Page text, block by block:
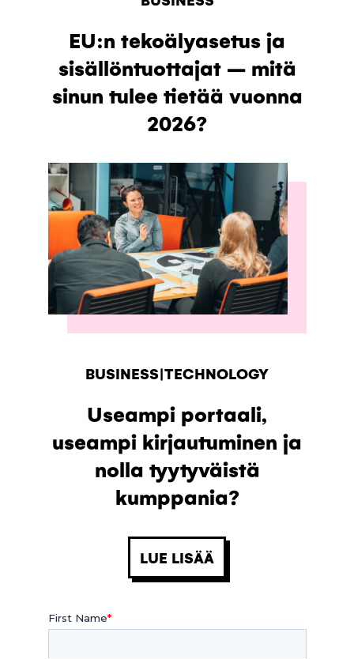
EU:n tekoälyasetus ja
sisällöntuottajat – mitä
sinun tulee tietää vuonna
2026?
BUSINESS|TECHNOLOGY
Useampi portaali,
useampi kirjautuminen ja
nolla tyytyväistä
kumppania?
LUE LISÄÄ